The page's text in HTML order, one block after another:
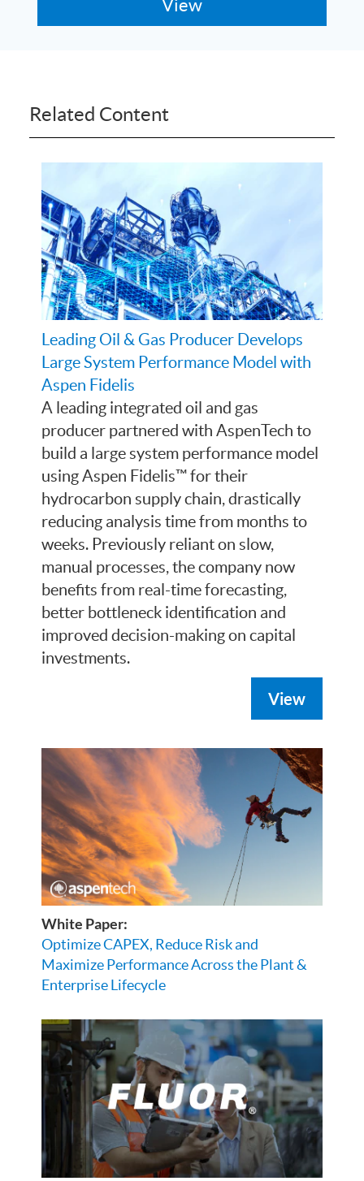
Related Content
Leading Oil & Gas Producer Develops
Large System Performance Model with
Aspen Fidelis
A leading integrated oil and gas
producer partnered with AspenTech to
build a large system performance model
using Aspen Fidelis™ for their
hydrocarbon supply chain, drastically
reducing analysis time from months to
weeks. Previously reliant on slow,
manual processes, the company now
benefits from real-time forecasting,
better bottleneck identification and
improved decision-making on capital
investments.
View
White Paper:
Optimize CAPEX, Reduce Risk and
Maximize Performance Across the Plant &
Enterprise Lifecycle